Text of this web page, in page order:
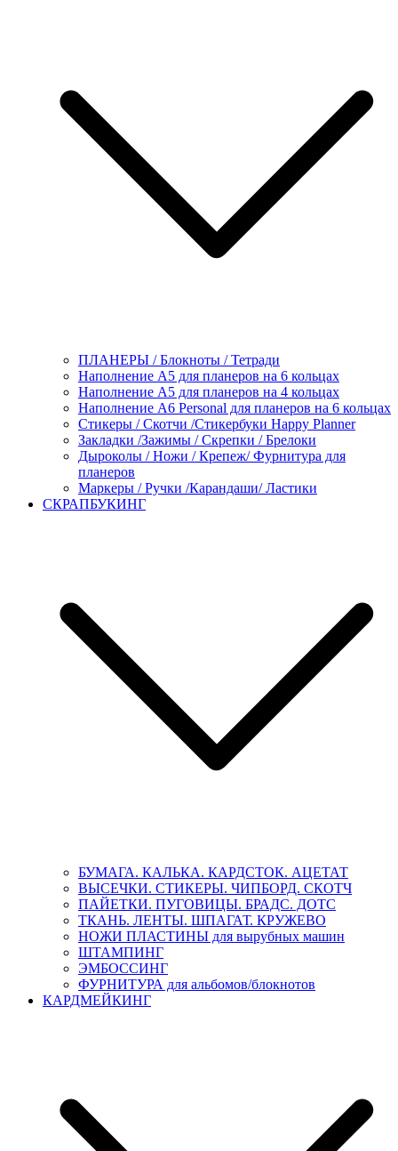
ПЛАНЕРЫ / Блокноты / Тетради
Наполнение А5 для планеров на 6 кольцах
Наполнение А5 для планеров на 4 кольцах
Наполнение А6 Personal для планеров на 6 кольцах
Стикеры / Скотчи /Стикербуки Happy Planner
Закладки /Зажимы / Скрепки / Брелоки
Дыроколы / Ножи / Крепеж/ Фурнитура для
планеров
Маркеры / Ручки /Карандаши/ Ластики
СКРАПБУКИНГ
БУМАГА. КАЛЬКА. КАРДСТОК. АЦЕТАТ
ВЫСЕЧКИ. СТИКЕРЫ. ЧИПБОРД. СКОТЧ
ПАЙЕТКИ. ПУГОВИЦЫ. БРАДС. ДОТС
ТКАНЬ. ЛЕНТЫ. ШПАГАТ. КРУЖЕВО
НОЖИ ПЛАСТИНЫ для вырубных машин
ШТАМПИНГ
ЭМБОССИНГ
ФУРНИТУРА для альбомов/блокнотов
КАРДМЕЙКИНГ